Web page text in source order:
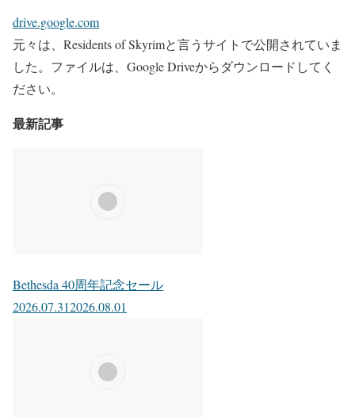
drive.google.com
元々は、Residents of Skyrimと言うサイトで公開されていま
した。ファイルは、Google Driveからダウンロードしてく
ださい。
最新記事
Bethesda 40周年記念セール
2026.07.312026.08.01